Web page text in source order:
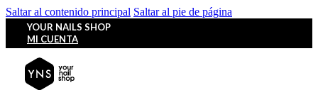
Saltar al contenido principal Saltar al pie de página
YOUR NAILS SHOP
MI CUENTA